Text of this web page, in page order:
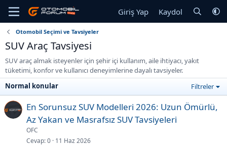
Giriş Yap Kaydol
Otomobil Seçimi ve Tavsiyeler
SUV Araç Tavsiyesi
SUV araç almak isteyenler için şehir içi kullanım, aile ihtiyacı, yakıt
tüketimi, konfor ve kullanıcı deneyimlerine dayalı tavsiyeler.
Normal konular
Filtreler
En Sorunsuz SUV Modelleri 2026: Uzun Ömürlü,
Az Yakan ve Masrafsız SUV Tavsiyeleri
OFC
Cevap 0 11 Haz 2026